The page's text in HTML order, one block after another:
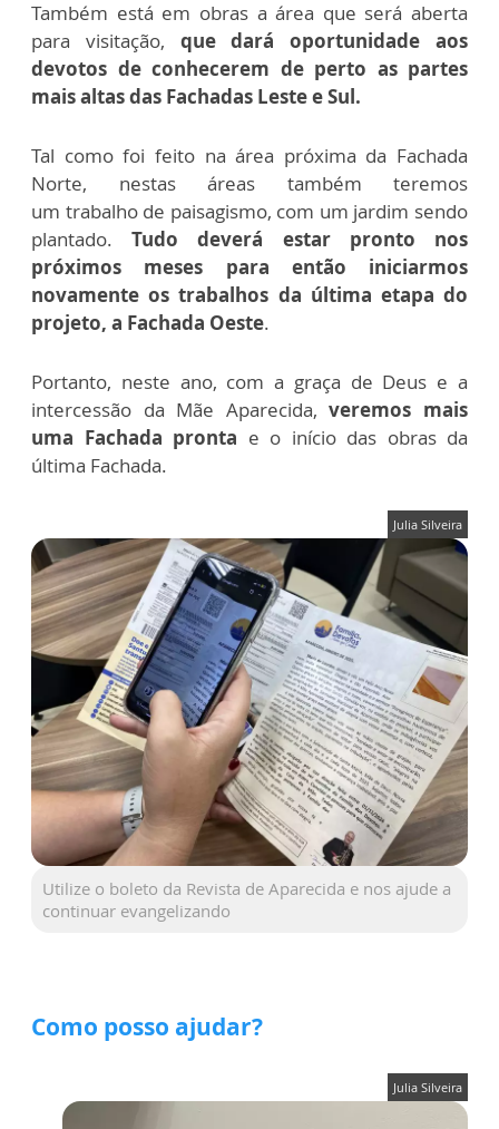
Também está em obras a área que será aberta
para visitação, que dará oportunidade aos
devotos de conhecerem de perto as partes
mais altas das Fachadas Leste e Sul.
Tal como foi feito na área próxima da Fachada
Norte, nestas áreas também teremos
um trabalho de paisagismo, com um jardim sendo
plantado.Tudo deverá estar pronto nos
próximos meses para então iniciarmos
novamente os trabalhos da última etapa do
projeto, a Fachada Oeste.
Portanto, neste ano, com a graça de Deus e a
intercessão da Mãe Aparecida,veremos mais
uma Fachada pronta e o início das obras da
última Fachada.
Julia Silveira
Utilize o boleto da Revista de Aparecida e nos ajude a
continuar evangelizando
Como posso ajudar?
Julia Silveira